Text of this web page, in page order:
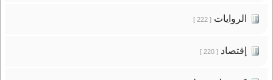
الروايات[ 222 ]
إقتصاد[ 220 ]